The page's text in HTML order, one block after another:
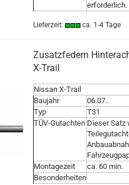
erforderlich.
Lieferzeit: ca. 1-4 Tage
Zusatzfedern
X-Trail
Nissan X-Trail
Baujahr
06.07..
Typ
T31
TÜV-Gutachten Dieser Satz
Montagezeit
ca. 60 min.
Besonderheiten